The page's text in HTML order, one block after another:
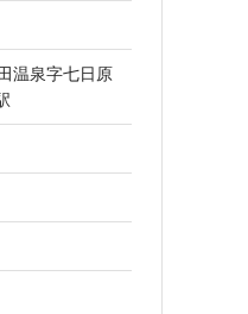
温泉字七日原